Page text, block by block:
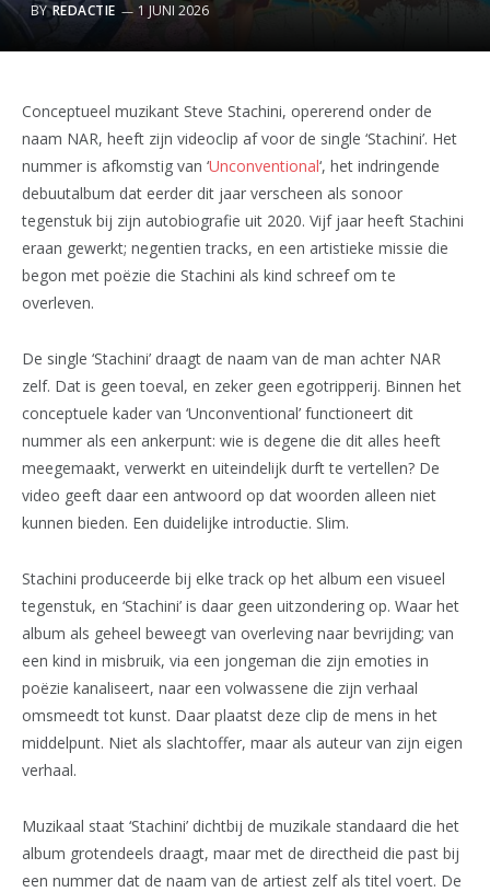
BY REDACTIE 1 JUNI 2026
Conceptueel muzikant Steve Stachini, opererend onder de
naam NAR, heeft zijn videoclip af voor de single ‘Stachini’. Het
nummer is afkomstig van ‘Unconventional‘, het indringende
debuutalbum dat eerder dit jaar verscheen als sonoor
tegenstuk bij zijn autobiografie uit 2020. Vijf jaar heeft Stachini
eraan gewerkt; negentien tracks, en een artistieke missie die
begon met poëzie die Stachini als kind schreef om te
overleven.
De single ‘Stachini’ draagt de naam van de man achter NAR
zelf. Dat is geen toeval, en zeker geen egotripperij. Binnen het
conceptuele kader van ‘Unconventional’ functioneert dit
nummer als een ankerpunt: wie is degene die dit alles heeft
meegemaakt, verwerkt en uiteindelijk durft te vertellen? De
video geeft daar een antwoord op dat woorden alleen niet
kunnen bieden. Een duidelijke introductie. Slim.
Stachini produceerde bij elke track op het album een visueel
tegenstuk, en ‘Stachini’ is daar geen uitzondering op. Waar het
album als geheel beweegt van overleving naar bevrijding; van
een kind in misbruik, via een jongeman die zijn emoties in
poëzie kanaliseert, naar een volwassene die zijn verhaal
omsmeedt tot kunst. Daar plaatst deze clip de mens in het
middelpunt. Niet als slachtoffer, maar als auteur van zijn eigen
verhaal.
Muzikaal staat ‘Stachini’ dichtbij de muzikale standaard die het
album grotendeels draagt, maar met de directheid die past bij
een nummer dat de naam van de artiest zelf als titel voert. De